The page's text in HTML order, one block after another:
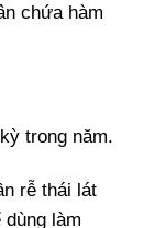
chứa hàm
trong năm.
rễ thái lát
làm